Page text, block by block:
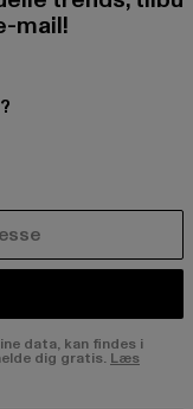
mail!
data, kan findes i
dig gratis. Læs